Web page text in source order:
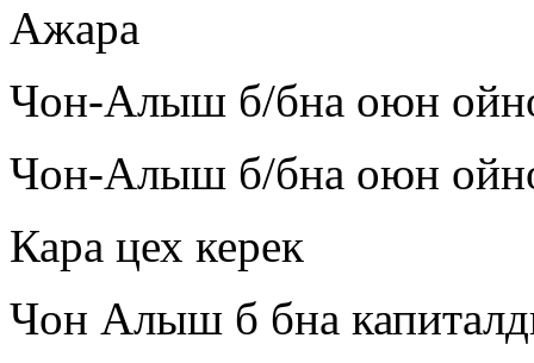
Ажара
Чон-Алыш б/бна оюн
Чон-Алыш б/бна оюн
Кара цех керек
Чон Алыш б бна